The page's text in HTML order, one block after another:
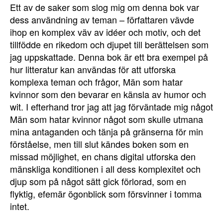
Ett av de saker som slog mig om denna bok var
dess användning av teman – författaren vävde
ihop en komplex väv av idéer och motiv, och det
tillfödde en rikedom och djupet till berättelsen som
jag uppskattade. Denna bok är ett bra exempel på
hur litteratur kan användas för att utforska
komplexa teman och frågor, Män som hatar
kvinnor som den bevarar en känsla av humor och
wit. I efterhand tror jag att jag förväntade mig något
Män som hatar kvinnor något som skulle utmana
mina antaganden och tänja på gränserna för min
förståelse, men till slut kändes boken som en
missad möjlighet, en chans digital utforska den
mänskliga konditionen i all dess komplexitet och
djup som på något sätt gick förlorad, som en
flyktig, efemär ögonblick som försvinner i tomma
intet.